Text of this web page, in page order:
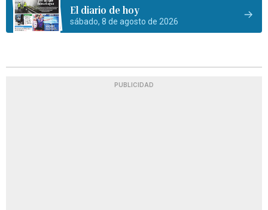
El diario de hoy
sábado, 8 de agosto de 2026
PUBLICIDAD